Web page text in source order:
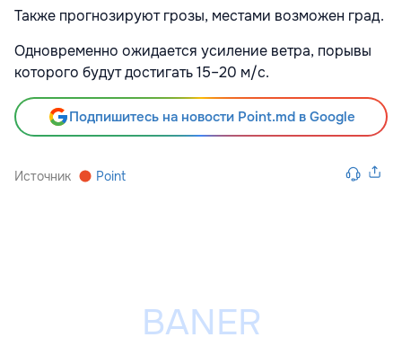
Также прогнозируют грозы, местами возможен град.
Одновременно ожидается усиление ветра, порывы
которого будут достигать 15–20 м/с.
Подпишитесь на новости Point.md в Google
Источник Point